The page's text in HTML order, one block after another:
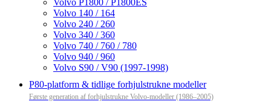
Volvo P1800 / P1800ES
Volvo 140 / 164
Volvo 240 / 260
Volvo 340 / 360
Volvo 740 / 760 / 780
Volvo 940 / 960
Volvo S90 / V90 (1997-1998)
P80-platform & tidlige forhjulstrukne modeller
Første generation af forhjulstrukne Volvo-modeller (1986–2005)